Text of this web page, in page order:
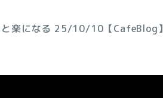
楽になる 25/10/10【CafeBlog】